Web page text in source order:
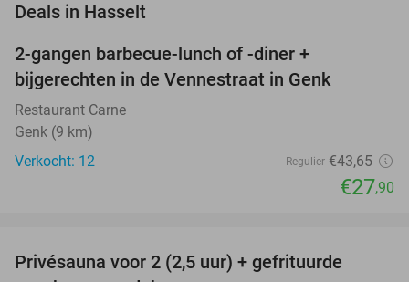
Deals in Hasselt
NEW
TODAY
2-gangen barbecue-lunch of -diner +
bijgerechten in de Vennestraat in Genk
Restaurant Carne
Genk (9 km)
Verkocht: 12
Regulier €43,65
€27,90
Privésauna voor 2 (2,5 uur) + gefrituurde